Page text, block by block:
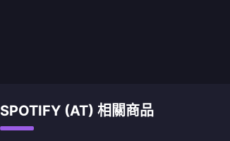
SPOTIFY (AT) 相關商品